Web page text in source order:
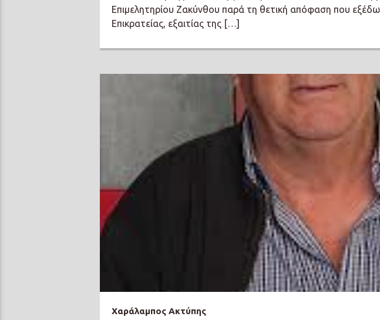
Επιμελητηρίου Ζακύνθου παρά τη θετική απόφαση που
Επικρατείας, εξαιτίας της […]
Χαράλαμπος Ακτύπης